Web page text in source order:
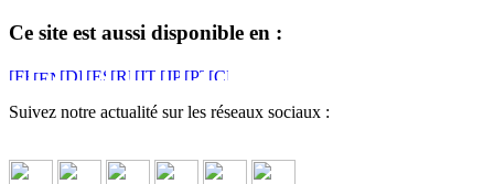
Ce site est aussi disponible en :
Suivez notre actualité sur les réseaux sociaux :